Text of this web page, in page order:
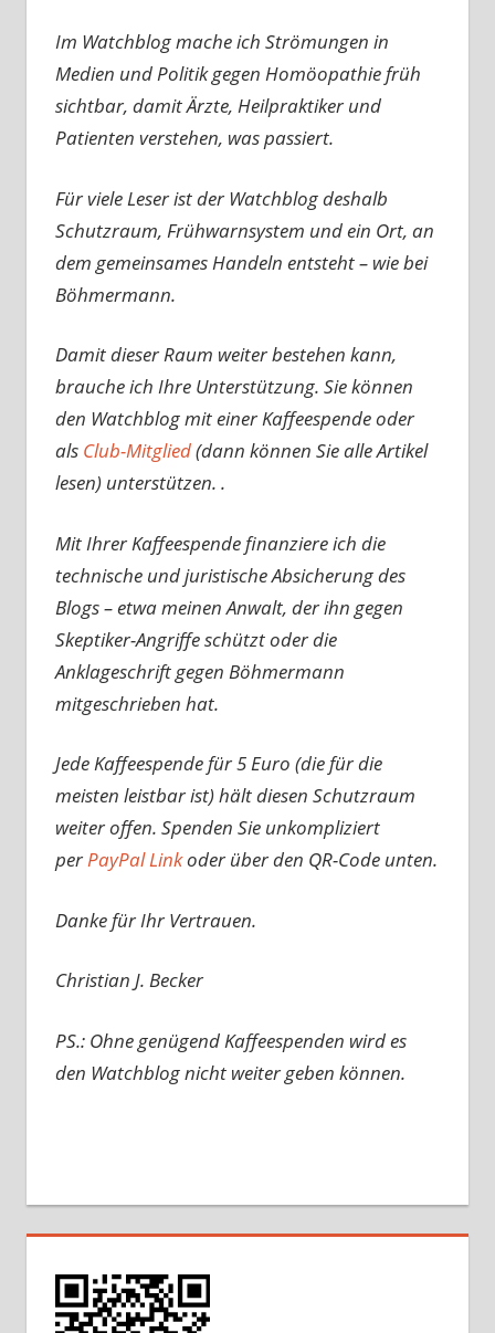
Im Watchblog mache ich Strömungen in
Medien und Politik gegen Homöopathie früh
sichtbar, damit Ärzte, Heilpraktiker und
Patienten verstehen, was passiert.
Für viele Leser ist der Watchblog deshalb
Schutzraum, Frühwarnsystem und ein Ort, an
dem gemeinsames Handeln entsteht – wie bei
Böhmermann.
Damit dieser Raum weiter bestehen kann,
brauche ich Ihre Unterstützung. Sie können
den Watchblog mit einer Kaffeespende oder
als Club-Mitglied(dann können Sie alle Artikel
lesen) unterstützen. .
Mit Ihrer Kaffeespende finanziere ich die
technische und juristische Absicherung des
Blogs – etwa meinen Anwalt, der ihn gegen
Skeptiker-Angriffe schützt oder die
Anklageschrift gegen Böhmermann
mitgeschrieben hat.
Jede Kaffeespende für 5 Euro (die für die
meisten leistbar ist) hält diesen Schutzraum
weiter offen. Spenden Sie unkompliziert
perPayPal Linkoder über den QR-Code unten.
Danke für Ihr Vertrauen.
Christian J. Becker
PS.: Ohne genügend Kaffeespenden wird es
den Watchblog nicht weiter geben können.